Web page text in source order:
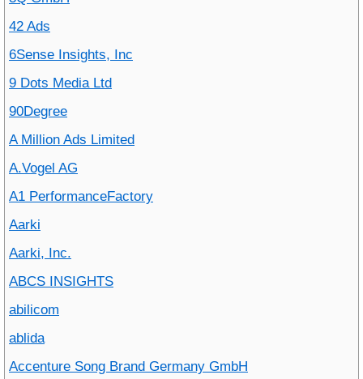
42 Ads
6Sense Insights, Inc
9 Dots Media Ltd
90Degree
A Million Ads Limited
A.Vogel AG
A1 PerformanceFactory
Aarki
Aarki, Inc.
ABCS INSIGHTS
abilicom
ablida
Accenture Song Brand Germany GmbH